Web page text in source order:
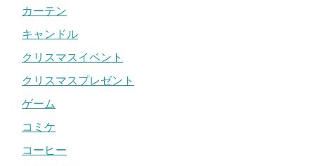
カーテン
キャンドル
クリスマスイベント
クリスマスプレゼント
ゲーム
コミケ
コーヒー